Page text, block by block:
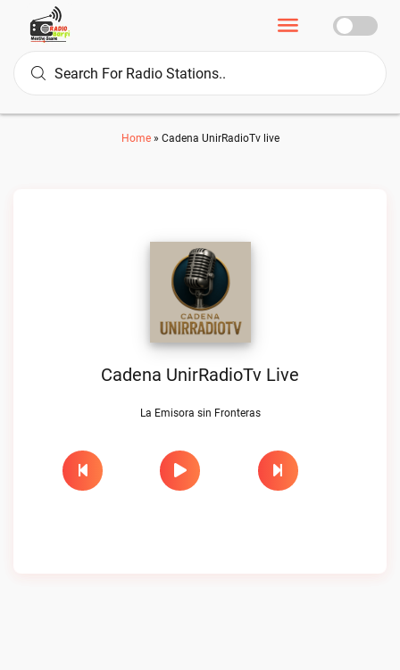
Home» Cadena UnirRadioTv live
Cadena UnirRadioTv Live
La Emisora sin Fronteras